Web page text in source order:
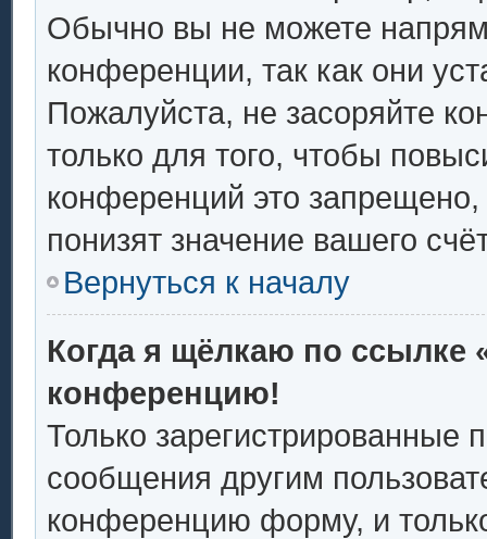
Обычно вы не можете
конференции, так как они
Пожалуйста, не засоряйте
только для того, чтобы
конференций это
понизят значение вашего
Вернуться к началу
Когда я щёлкаю по ссылке
конференцию!
Только зарегистрированные
сообщения другим
конференцию форму, и